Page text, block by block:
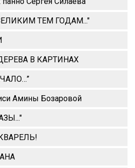
ТЕМ ГОДАМ..."
В КАРТИНАХ
Амины Бозаровой